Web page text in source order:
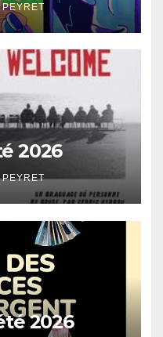
2026
2026